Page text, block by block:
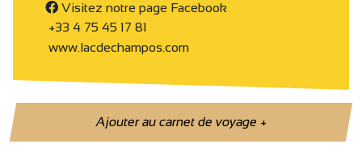
Visitez notre page Facebook
+33 4 75 45 17 81
www.lacdechampos.com
Ajouter au carnet de voyage+